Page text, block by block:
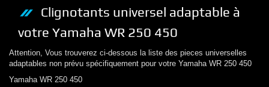
Clignotants universel adaptable à
votre Yamaha WR 250 450
Attention, Vous trouverez ci-dessous la liste des pieces universelles
adaptables non prévu spécifiquement pour votre Yamaha WR 250 450
Yamaha WR 250 450